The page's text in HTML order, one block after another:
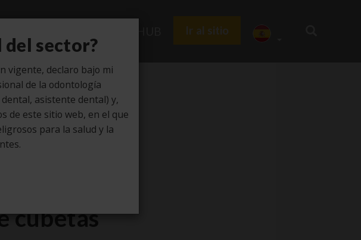
Ir al sitio
cubetas
del sector?
vigente, declaro bajo mi
de la odontología
asistente dental) y,
de este sitio web, en el que
para la salud y la